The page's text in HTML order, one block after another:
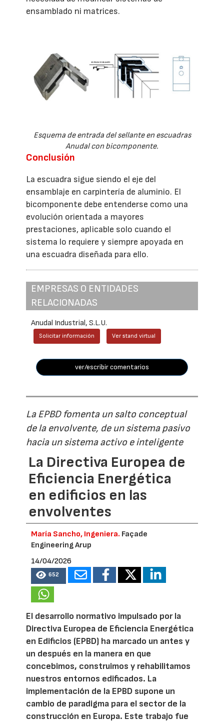
ensamblado ni matrices.
Esquema de entrada del sellante en escuadras
Anudal con bicomponente.
Conclusión
La escuadra sigue siendo el eje del
ensamblaje en carpintería de aluminio. El
bicomponente debe entenderse como una
evolución orientada a mayores
prestaciones, aplicable solo cuando el
sistema lo requiere y siempre apoyada en
una escuadra diseñada para ello.
EMPRESAS O ENTIDADES
RELACIONADAS
Anudal Industrial, S.L.U.
Solicitar información Ver stand virtual
ver/escribir comentarios
La EPBD fomenta un salto conceptual
de la envolvente, de un sistema pasivo
hacia un sistema activo e inteligente
La Directiva Europea de
Eficiencia Energética
en edificios en las
envolventes
María Sancho, Ingeniera. Façade
Engineering Arup
14/04/2026
652
El desarrollo normativo impulsado por la
Directiva Europea de Eficiencia Energética
en Edificios (EPBD) ha marcado un antes y
un después en la manera en que
concebimos, construimos y rehabilitamos
nuestros entornos edificados. La
implementación de la EPBD supone un
cambio de paradigma para el sector de la
construcción en Europa. Este trabajo fue